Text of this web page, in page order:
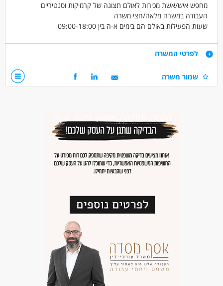
מחפש איש/אשת מכירות לאולם תצוגה של קרמיקות וסנטיריים
העבודה במשרה מלאה/חצי משרה
שעות הפעילות באולם הם בימים א-ה בין 09:00-18:00
דרישות
נסיון בתוכנת פריוריטי- יתרון
מכירות - איש/ת מכירות
מאפייני משרה
עבודה ללא ניסיון
בונוס למתמידים
לפרטי המשרה
שמור משרה